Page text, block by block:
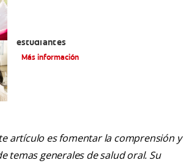
estudiantes
Más información
artículo es fomentar la comprensión y
temas generales de salud oral. Su